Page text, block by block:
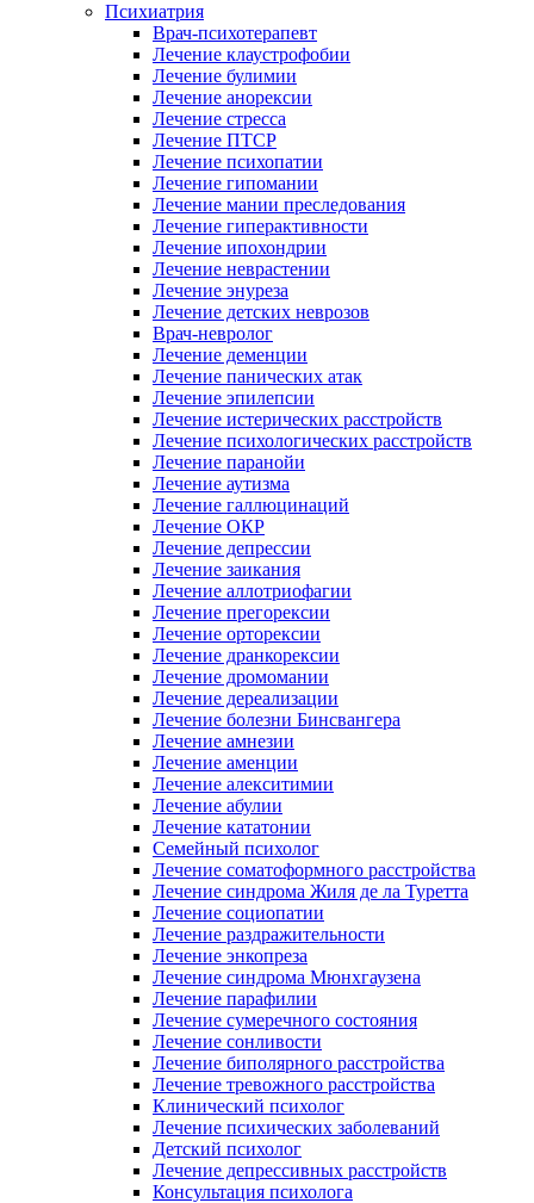
Психиатрия
Врач-психотерапевт
Лечение клаустрофобии
Лечение булимии
Лечение анорексии
Лечение стресса
Лечение ПТСР
Лечение психопатии
Лечение гипомании
Лечение мании преследования
Лечение гиперактивности
Лечение ипохондрии
Лечение неврастении
Лечение энуреза
Лечение детских неврозов
Врач-невролог
Лечение деменции
Лечение панических атак
Лечение эпилепсии
Лечение истерических расстройств
Лечение психологических расстройств
Лечение паранойи
Лечение аутизма
Лечение галлюцинаций
Лечение ОКР
Лечение депрессии
Лечение заикания
Лечение аллотриофагии
Лечение прегорексии
Лечение орторексии
Лечение дранкорексии
Лечение дромомании
Лечение дереализации
Лечение болезни Бинсвангера
Лечение амнезии
Лечение аменции
Лечение алекситимии
Лечение абулии
Лечение кататонии
Семейный психолог
Лечение соматоформного расстройства
Лечение синдрома Жиля де ла Туретта
Лечение социопатии
Лечение раздражительности
Лечение энкопреза
Лечение синдрома Мюнхгаузена
Лечение парафилии
Лечение сумеречного состояния
Лечение сонливости
Лечение биполярного расстройства
Лечение тревожного расстройства
Клинический психолог
Лечение психических заболеваний
Детский психолог
Лечение депрессивных расстройств
Консультация психолога